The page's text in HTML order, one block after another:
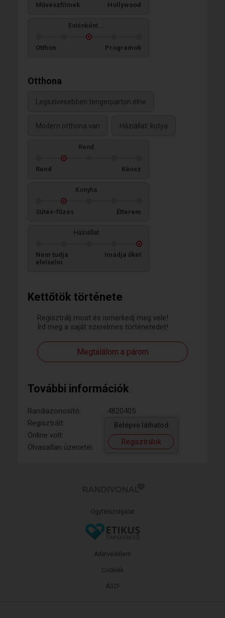
Kettőtök története
Regisztrálj most és ismerkedj meg vele!
Írd meg a saját szerelmes történetedet!
Megtalálom a párom
További információk
Randiazonosító:
4820405
Regisztrált:
Online volt:
Olvasatlan üzenetei:
Belépve láthatod
Regisztrálok
Művészfilmek Hollywood
Esténként...
Otthon Programok
Otthona
Legszívesebben tengerparton élne
Modern otthona van Háziállat: kutya
Rend
Rend Káosz
Konyha
Sütés-főzés Étterem
Háziállat
Nem tudja
elviselni
Imádja őket
Ügyfélszolgálat
ÁSZF
Adatvédelem
Cookiek